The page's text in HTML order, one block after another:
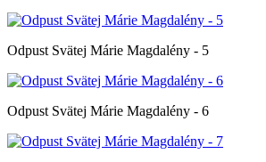
Odpust Svätej Márie Magdalény - 5
Odpust Svätej Márie Magdalény - 6